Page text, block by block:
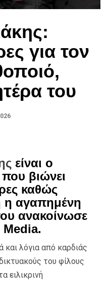
για τον
του
είναι ο
βιώνει
καθώς
η αγαπημένη
ανακοίνωσε
Media.
λόγια από καρδιάς
του φίλους
ειλικρινή